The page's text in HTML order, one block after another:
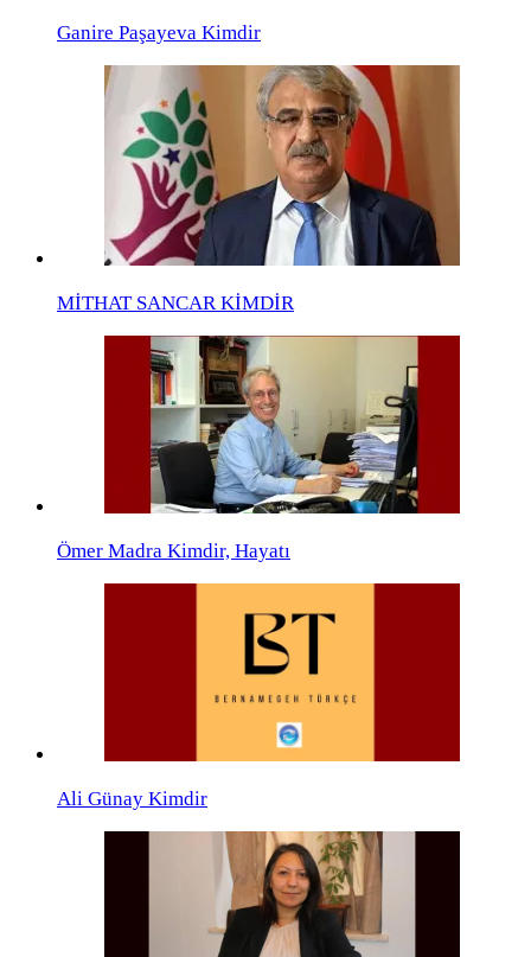
Ganire Paşayeva Kimdir
MİTHAT SANCAR KİMDİR
Ömer Madra Kimdir, Hayatı
Ali Günay Kimdir